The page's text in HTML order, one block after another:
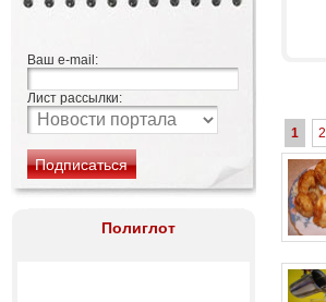
Ваш e-mail:
Лист рассылки:
Полиглот
1 2